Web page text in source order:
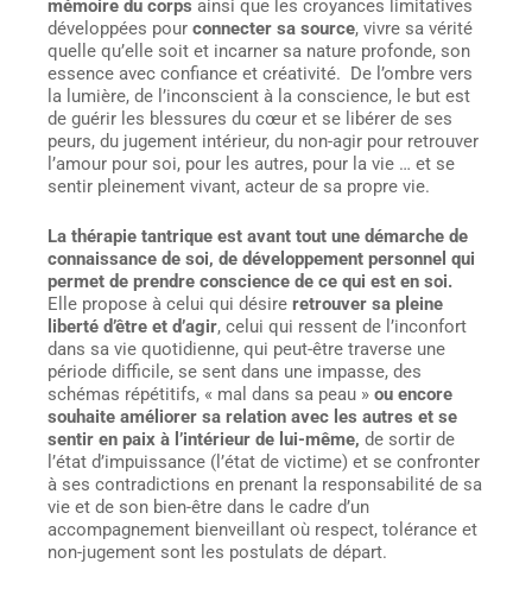
mémoire du corps ainsi que les croyances limitatives
développées pour connecter sa source, vivre sa vérité
quelle qu’elle soit et incarner sa nature profonde, son
essence avec confiance et créativité. De l’ombre vers
la lumière, de l’inconscient à la conscience, le but est
de guérir les blessures du cœur et se libérer de ses
peurs, du jugement intérieur, du non-agir pour retrouver
l’amour pour soi, pour les autres, pour la vie … et se
sentir pleinement vivant, acteur de sa propre vie.
La thérapie tantrique est avant tout une démarche de
connaissance de soi, de développement personnel qui
permet de prendre conscience de ce qui est en soi.
Elle propose à celui qui désire retrouver sa pleine
liberté d’être et d’agir, celui qui ressent de l’inconfort
dans sa vie quotidienne, qui peut-être traverse une
période difficile, se sent dans une impasse, des
schémas répétitifs, « mal dans sa peau » ou encore
souhaite améliorer sa relation avec les autres et se
sentir en paix à l’intérieur de lui-même, de sortir de
l’état d’impuissance (l’état de victime) et se confronter
à ses contradictions en prenant la responsabilité de sa
vie et de son bien-être dans le cadre d’un
accompagnement bienveillant où respect, tolérance et
non-jugement sont les postulats de départ.